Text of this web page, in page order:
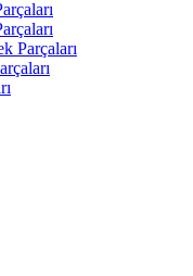
Parçaları